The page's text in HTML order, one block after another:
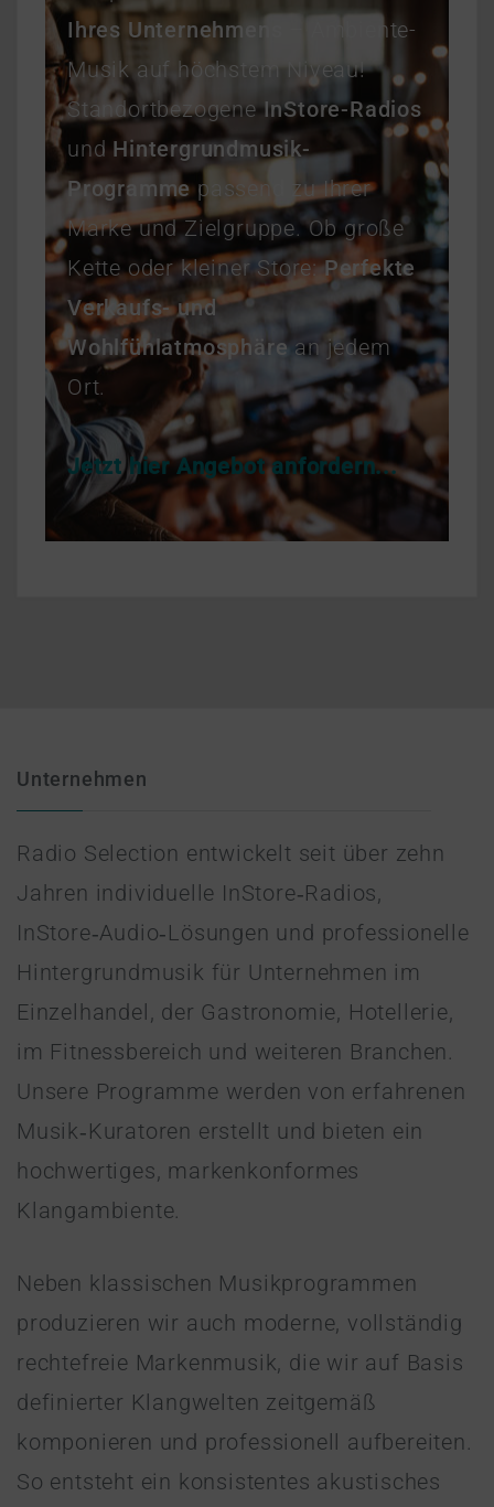
Ihres Unternehmens
– Ambiente-
Musik auf höchstem Niveau!
StandortbezogeneInStore-Radios
und Hintergrundmusik-
Programmepassend zu Ihrer
Marke und Zielgruppe. Ob große
Kette oder kleiner Store:Perfekte
Verkaufs- und
Wohlfühlatmosphärean jedem
Ort.
Jetzt hier Angebot anfordern...
Unternehmen
Radio Selection entwickelt seit über zehn
Jahren individuelle InStore‑Radios,
InStore‑Audio‑Lösungen und professionelle
Hintergrundmusik für Unternehmen im
Einzelhandel, der Gastronomie, Hotellerie,
im Fitnessbereich und weiteren Branchen.
Unsere Programme werden von erfahrenen
Musik‑Kuratoren erstellt und bieten ein
hochwertiges, markenkonformes
Klangambiente.
Neben klassischen Musikprogrammen
produzieren wir auch moderne, vollständig
rechtefreie Markenmusik, die wir auf Basis
definierter Klangwelten zeitgemäß
komponieren und professionell aufbereiten.
So entsteht ein konsistentes akustisches